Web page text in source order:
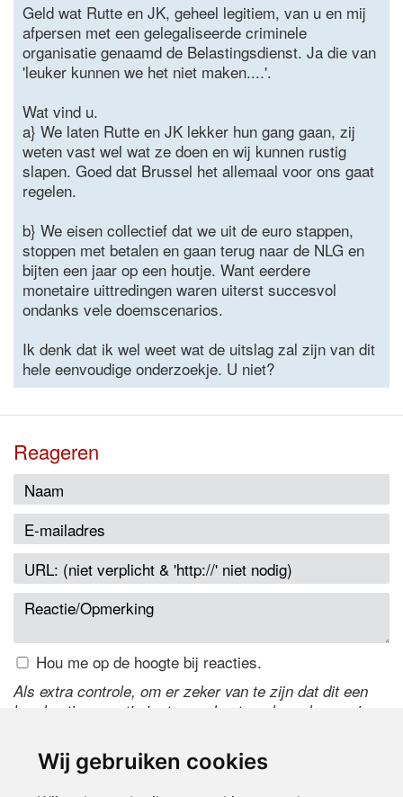
Wij gebruiken cookies
Geld wat Rutte en JK, geheel legitiem, van u en mij
afpersen met een gelegaliseerde criminele
organisatie genaamd de Belastingsdienst. Ja die van
'leuker kunnen we het niet maken....'.
Wat vind u.
a} We laten Rutte en JK lekker hun gang gaan, zij
weten vast wel wat ze doen en wij kunnen rustig
slapen. Goed dat Brussel het allemaal voor ons gaat
regelen.
b} We eisen collectief dat we uit de euro stappen,
stoppen met betalen en gaan terug naar de NLG en
bijten een jaar op een houtje. Want eerdere
monetaire uittredingen waren uiterst succesvol
ondanks vele doemscenarios.
Ik denk dat ik wel weet wat de uitslag zal zijn van dit
hele eenvoudige onderzoekje. U niet?
Reageren
Hou me op de hoogte bij reacties.
Als extra controle, om er zeker van te zijn dat dit een
handmatige reactie is, typ onderstaande code over in
de code te wijzigen.